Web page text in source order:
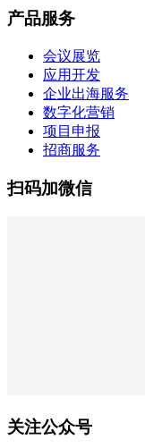
产品服务
会议展览
应用开发
企业出海服务
数字化营销
项目申报
招商服务
扫码加微信
关注公众号